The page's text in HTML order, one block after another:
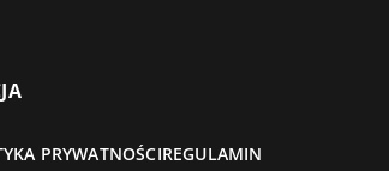
PRYWATNOŚCIREGULAMIN